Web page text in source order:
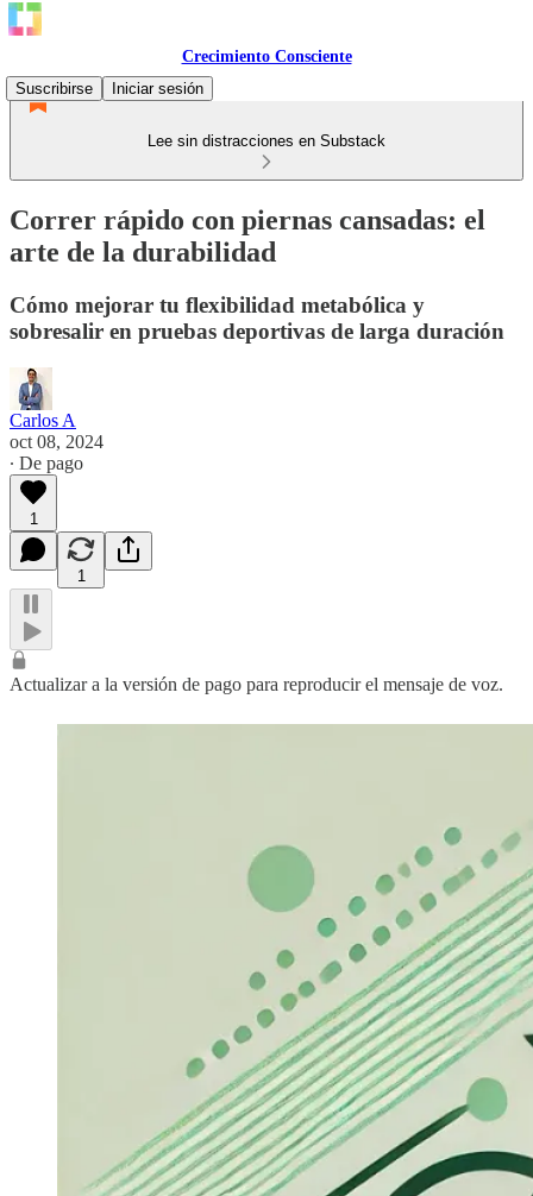
Crecimiento Consciente
Suscribirse
Iniciar sesión
Lee sin distracciones en Substack
Correr rápido con piernas cansadas: el
arte de la durabilidad
Cómo mejorar tu flexibilidad metabólica y
sobresalir en pruebas deportivas de larga duración
Carlos A
oct 08, 2024
∙ De pago
1
1
Actualizar a la versión de pago para reproducir el mensaje de voz.